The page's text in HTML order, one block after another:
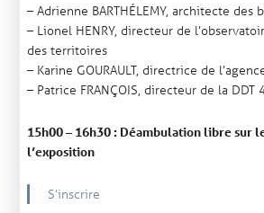
– Adrienne BARTHÉLEMY, architecte des
– Lionel HENRY, directeur de
des territoires
– Karine GOURAULT, directrice de
– Patrice FRANÇOIS, directeur de la DDT
15h00 – 16h30 : Déambulation libre sur
l’exposition
S’inscrire